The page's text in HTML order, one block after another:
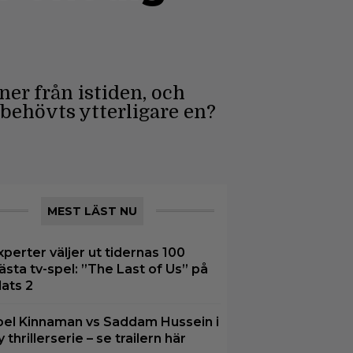
från istiden, och
ytterligare en?
MEST LÄST NU
väljer ut tidernas 100
tv-spel: ”The Last of Us” på
2
Kinnaman vs Saddam Hussein i
thrillerserie – se trailern här